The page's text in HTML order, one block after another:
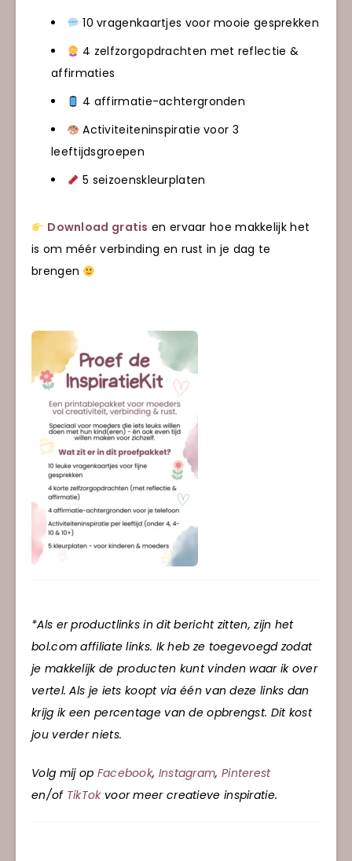
10 vragenkaartjes voor mooie gesprekken
4 zelfzorgopdrachten met reflectie &
affirmaties
4 affirmatie-achtergronden
Activiteiteninspiratie voor 3
leeftijdsgroepen
5 seizoenskleurplaten
Download gratis en ervaar hoe makkelijk het
is om méér verbinding en rust in je dag te
brengen
*Als er productlinks in dit bericht zitten, zijn het
bol.com affiliate links. Ik heb ze toegevoegd zodat
je makkelijk de producten kunt vinden waar ik over
vertel. Als je iets koopt via één van deze links dan
krijg ik een percentage van de opbrengst. Dit kost
jou verder niets.
Volg mij op Facebook, Instagram, Pinterest
en/of TikTokvoor meer creatieve inspiratie.